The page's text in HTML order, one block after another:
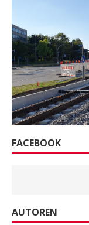
FACEBOOK
AUTOREN